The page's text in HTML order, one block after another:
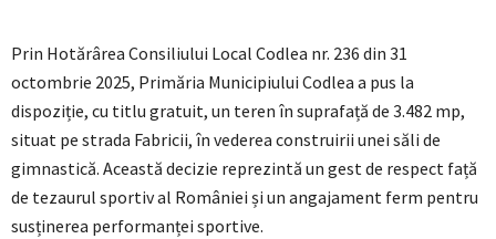
Prin Hotărârea Consiliului Local Codlea nr. 236 din 31
octombrie 2025, Primăria Municipiului Codlea a pus la
dispoziție, cu titlu gratuit, un teren în suprafață de 3.482 mp,
situat pe strada Fabricii, în vederea construirii unei săli de
gimnastică. Această decizie reprezintă un gest de respect față
de tezaurul sportiv al României și un angajament ferm pentru
susținerea performanței sportive.